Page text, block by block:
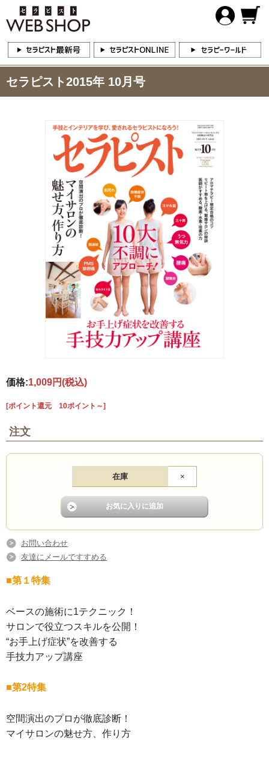
セラピスト2015年 10月号
価格:1,009円(税込)
[ポイント還元 10ポイント～]
注文
在庫 ×
お問い合わせ
友達にメールですすめる
■第１特集
ベースの施術に1テクニック！
サロンで役立つスキルを公開！
“お手上げ症状”を改善する
手技力アップ講座
■第2特集
空間演出のプロが徹底診断！
マイサロンの魅せ方、作り方